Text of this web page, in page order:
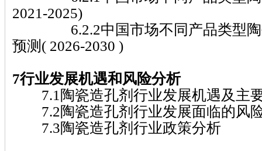
2021-2025)
6.2.2中国市场不同产品类型陶
预测( 2026-2030 )
7行业发展机遇和风险分析
7.1陶瓷造孔剂行业发展机遇及主
7.2陶瓷造孔剂行业发展面临的风
7.3陶瓷造孔剂行业政策分析